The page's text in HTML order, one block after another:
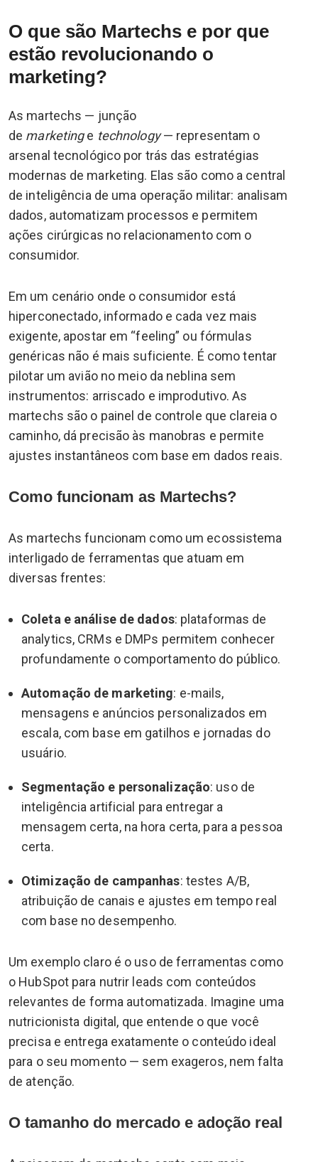
O que são Martechs e por que
estão revolucionando o
marketing?
As martechs — junção
de marketinge technology— representam o
arsenal tecnológico por trás das estratégias
modernas de marketing. Elas são como a central
de inteligência de uma operação militar: analisam
dados, automatizam processos e permitem
ações cirúrgicas no relacionamento com o
consumidor.
Em um cenário onde o consumidor está
hiperconectado, informado e cada vez mais
exigente, apostar em “feeling” ou fórmulas
genéricas não é mais suficiente. É como tentar
pilotar um avião no meio da neblina sem
instrumentos: arriscado e improdutivo. As
martechs são o painel de controle que clareia o
caminho, dá precisão às manobras e permite
ajustes instantâneos com base em dados reais.
Como funcionam as Martechs?
As martechs funcionam como um ecossistema
interligado de ferramentas que atuam em
diversas frentes:
Coleta e análise de dados: plataformas de
analytics, CRMs e DMPs permitem conhecer
profundamente o comportamento do público.
Automação de marketing: e-mails,
mensagens e anúncios personalizados em
escala, com base em gatilhos e jornadas do
usuário.
Segmentação e personalização: uso de
inteligência artificial para entregar a
mensagem certa, na hora certa, para a pessoa
certa.
Otimização de campanhas: testes A/B,
atribuição de canais e ajustes em tempo real
com base no desempenho.
Um exemplo claro é o uso de ferramentas como
o HubSpot para nutrir leads com conteúdos
relevantes de forma automatizada. Imagine uma
nutricionista digital, que entende o que você
precisa e entrega exatamente o conteúdo ideal
para o seu momento — sem exageros, nem falta
de atenção.
O tamanho do mercado e adoção real